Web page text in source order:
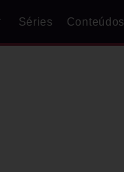
Séries Conteúdos